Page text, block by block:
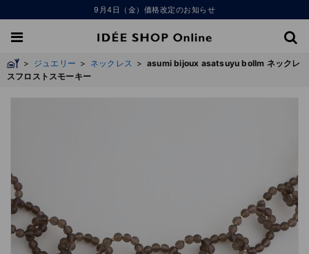
9月4日（金）価格改定のお知らせ
> ジュエリー > ネックレス >asumi bijoux asatsuyu bollm ネックレ
スフロストスモーキー